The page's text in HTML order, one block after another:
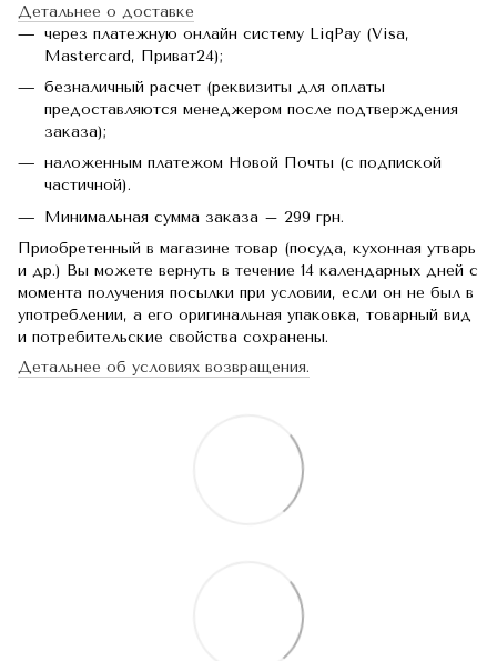
Детальнее о доставке
через платежную онлайн систему LiqPay (Visa,
Mastercard, Приват24);
безналичный расчет (реквизиты для оплаты
предоставляются менеджером после подтверждения
заказа);
наложенным платежом Новой Почты (с подпиской
частичной).
Минимальная сумма заказа – 299 грн.
Приобретенный в магазине товар (посуда, кухонная утварь
и др.) Вы можете вернуть в течение 14 календарных дней с
момента получения посылки при условии, если он не был в
употреблении, а его оригинальная упаковка, товарный вид
и потребительские свойства сохранены.
Детальнее об условиях возвращения.